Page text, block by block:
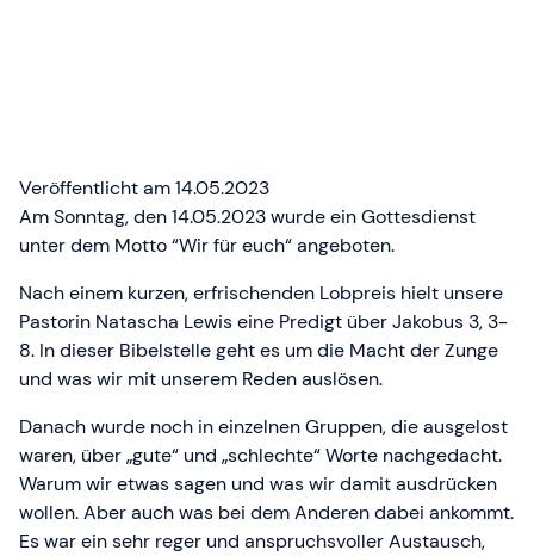
Euch'
Veröffentlicht am 14.05.2023
Am Sonntag, den 14.05.2023 wurde ein Gottesdienst
unter dem Motto “Wir für euch“ angeboten.
Nach einem kurzen, erfrischenden Lobpreis hielt unsere
Pastorin Natascha Lewis eine Predigt über Jakobus 3, 3-
8. In dieser Bibelstelle geht es um die Macht der Zunge
und was wir mit unserem Reden auslösen.
Danach wurde noch in einzelnen Gruppen, die ausgelost
waren, über „gute“ und „schlechte“ Worte nachgedacht.
Warum wir etwas sagen und was wir damit ausdrücken
wollen. Aber auch was bei dem Anderen dabei ankommt.
Es war ein sehr reger und anspruchsvoller Austausch,